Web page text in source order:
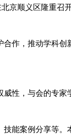
顺义区隆重
作，推动学科创
性，与会的专
能案例分享等